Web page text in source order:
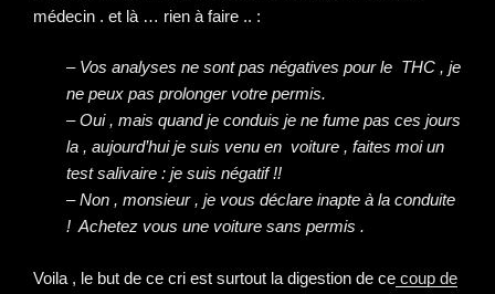
médecin . et là … rien à faire .. :
– Vos analyses ne sont pas négatives pour le THC , je
ne peux pas prolonger votre permis.
– Oui , mais quand je conduis je ne fume pas ces jours
la , aujourd’hui je suis venu en voiture , faites moi un
test salivaire : je suis négatif !!
– Non , monsieur , je vous déclare inapte à la conduite
! Achetez vous une voiture sans permis .
Voila , le but de ce cri est surtout la digestion de ce coup de